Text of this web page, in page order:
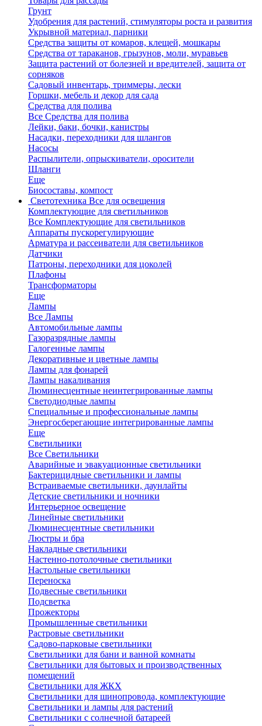
Грунт
Удобрения для растений, стимуляторы роста и развития
Укрывной материал, парники
Средства защиты от комаров, клещей, мошкары
Средства от тараканов, грызунов, моли, муравьев
Защита растений от болезней и вредителей, защита от
сорняков
Садовый инвентарь, триммеры, лески
Горшки, мебель и декор для сада
Средства для полива
Все Средства для полива
Лейки, баки, бочки, канистры
Насадки, переходники для шлангов
Насосы
Распылители, опрыскиватели, оросители
Шланги
Еще
Биосоставы, компост
Светотехника Все для освещения
Комплектующие для светильников
Все Комплектующие для светильников
Аппараты пускорегулирующие
Арматура и рассеиватели для светильников
Датчики
Патроны, переходники для цоколей
Плафоны
Трансформаторы
Еще
Лампы
Все Лампы
Автомобильные лампы
Газоразрядные лампы
Галогенные лампы
Декоративные и цветные лампы
Лампы для фонарей
Лампы накаливания
Люминесцентные неинтегрированные лампы
Светодиодные лампы
Специальные и профессиональные лампы
Энергосберегающие интегрированные лампы
Еще
Светильники
Все Светильники
Аварийные и эвакуационные светильники
Бактерицидные светильники и лампы
Встраиваемые светильники, даунлайты
Детские светильники и ночники
Интерьерное освещение
Линейные светильники
Люминесцентные светильники
Люстры и бра
Накладные светильники
Настенно-потолочные светильники
Настольные светильники
Переноска
Подвесные светильники
Подсветка
Прожекторы
Промышленные светильники
Растровые светильники
Садово-парковые светильники
Светильники для бани и ванной комнаты
Светильники для бытовых и производственных
помещений
Светильники для ЖКХ
Светильники для шинопровода, комплектующие
Светильники и лампы для растений
Светильники с солнечной батареей